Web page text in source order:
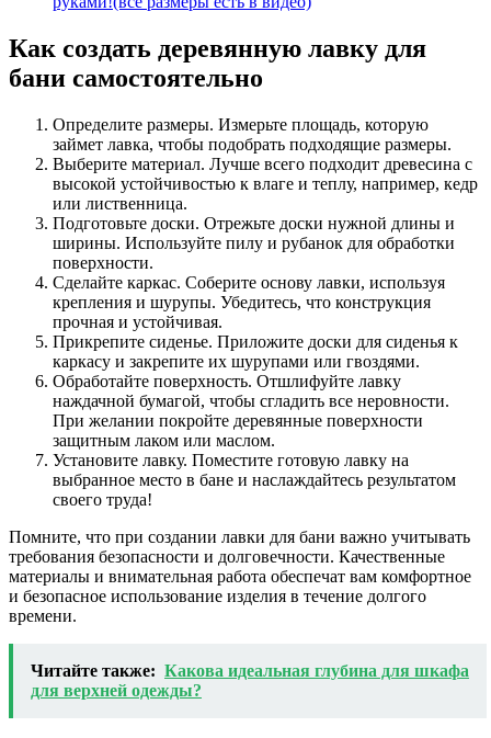
Как создать деревянную лавку для
бани самостоятельно
Определите размеры. Измерьте площадь, которую
займет лавка, чтобы подобрать подходящие размеры.
Выберите материал. Лучше всего подходит древесина с
высокой устойчивостью к влаге и теплу, например, кедр
или лиственница.
Подготовьте доски. Отрежьте доски нужной длины и
ширины. Используйте пилу и рубанок для обработки
поверхности.
Сделайте каркас. Соберите основу лавки, используя
крепления и шурупы. Убедитесь, что конструкция
прочная и устойчивая.
Прикрепите сиденье. Приложите доски для сиденья к
каркасу и закрепите их шурупами или гвоздями.
Обработайте поверхность. Отшлифуйте лавку
наждачной бумагой, чтобы сгладить все неровности.
При желании покройте деревянные поверхности
защитным лаком или маслом.
Установите лавку. Поместите готовую лавку на
выбранное место в бане и наслаждайтесь результатом
своего труда!
Помните, что при создании лавки для бани важно учитывать
требования безопасности и долговечности. Качественные
материалы и внимательная работа обеспечат вам комфортное
и безопасное использование изделия в течение долгого
времени.
Читайте также: Какова идеальная глубина для шкафа
для верхней одежды?